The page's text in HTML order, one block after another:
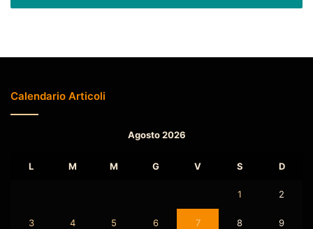
Calendario Articoli
Agosto 2026
L M M G V S D
1 2
3 4 5 6 7 8 9